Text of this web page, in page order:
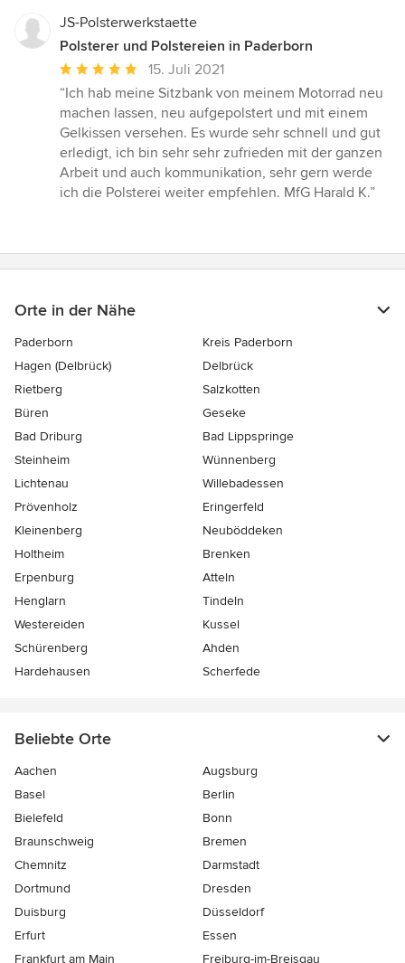
JS-Polsterwerkstaette
Polsterer und Polstereien in Paderborn
Durchschnittliche
Bewertung:
5
von
5
Sternen
15. Juli 2021
“Ich hab meine Sitzbank von meinem Motorrad neu
machen lassen, neu aufgepolstert und mit einem
Gelkissen versehen. Es wurde sehr schnell und gut
erledigt, ich bin sehr sehr zufrieden mit der ganzen
Arbeit und auch kommunikation, sehr gern werde
ich die Polsterei weiter empfehlen. MfG Harald K.”
Orte in der Nähe
Paderborn
Kreis Paderborn
Hagen (Delbrück)
Delbrück
Rietberg
Salzkotten
Büren
Geseke
Bad Driburg
Bad Lippspringe
Steinheim
Wünnenberg
Lichtenau
Willebadessen
Prövenholz
Eringerfeld
Kleinenberg
Neuböddeken
Holtheim
Brenken
Erpenburg
Atteln
Henglarn
Tindeln
Westereiden
Kussel
Schürenberg
Ahden
Hardehausen
Scherfede
Beliebte Orte
Aachen
Augsburg
Basel
Berlin
Bielefeld
Bonn
Braunschweig
Bremen
Chemnitz
Darmstadt
Dortmund
Dresden
Duisburg
Düsseldorf
Erfurt
Essen
Frankfurt am Main
Freiburg-im-Breisgau